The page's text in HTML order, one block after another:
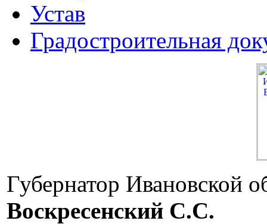
Устав
Градостроительная
Губернатор Ивановской
Воскресенский C.C.